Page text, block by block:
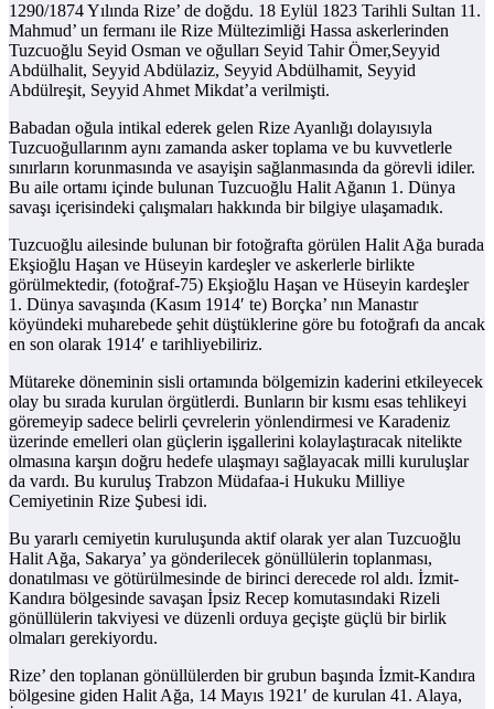
1290/1874 Yılında Rize’ de doğdu. 18 Eylül 1823 Tarihli Sultan 11.
Mahmud’ un fermanı ile Rize Mültezimliği Hassa askerlerinden
Tuzcuoğlu Seyid Osman ve oğulları Seyid Tahir Ömer,Seyyid
Abdülhalit, Seyyid Abdülaziz, Seyyid Abdülhamit, Seyyid
Abdülreşit, Seyyid Ahmet Mikdat’a verilmişti.
Babadan oğula intikal ederek gelen Rize Ayanlığı dolayısıyla
Tuzcuoğullarınm aynı zamanda asker toplama ve bu kuvvetlerle
sınırların korunmasında ve asayişin sağlanmasında da görevli idiler.
Bu aile ortamı içinde bulunan Tuzcuoğlu Halit Ağanın 1. Dünya
savaşı içerisindeki çalışmaları hakkında bir bilgiye ulaşamadık.
Tuzcuoğlu ailesinde bulunan bir fotoğrafta görülen Halit Ağa burada
Ekşioğlu Haşan ve Hüseyin kardeşler ve askerlerle birlikte
görülmektedir, (fotoğraf-75) Ekşioğlu Haşan ve Hüseyin kardeşler
1. Dünya savaşında (Kasım 1914′ te) Borçka’ nın Manastır
köyündeki muharebede şehit düştüklerine göre bu fotoğrafı da ancak
en son olarak 1914′ e tarihliyebiliriz.
Mütareke döneminin sisli ortamında bölgemizin kaderini etkileyecek
olay bu sırada kurulan örgütlerdi. Bunların bir kısmı esas tehlikeyi
göremeyip sadece belirli çevrelerin yönlendirmesi ve Karadeniz
üzerinde emelleri olan güçlerin işgallerini kolaylaştıracak nitelikte
olmasına karşın doğru hedefe ulaşmayı sağlayacak milli kuruluşlar
da vardı. Bu kuruluş Trabzon Müdafaa-i Hukuku Milliye
Cemiyetinin Rize Şubesi idi.
Bu yararlı cemiyetin kuruluşunda aktif olarak yer alan Tuzcuoğlu
Halit Ağa, Sakarya’ ya gönderilecek gönüllülerin toplanması,
donatılması ve götürülmesinde de birinci derecede rol aldı. İzmit-
Kandıra bölgesinde savaşan İpsiz Recep komutasındaki Rizeli
gönüllülerin takviyesi ve düzenli orduya geçişte güçlü bir birlik
olmaları gerekiyordu.
Rize’ den toplanan gönüllülerden bir grubun başında İzmit-Kandıra
bölgesine giden Halit Ağa, 14 Mayıs 1921′ de kurulan 41. Alaya,